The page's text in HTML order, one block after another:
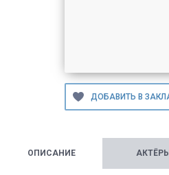
ОПИСАНИЕ АКТЁРЫ